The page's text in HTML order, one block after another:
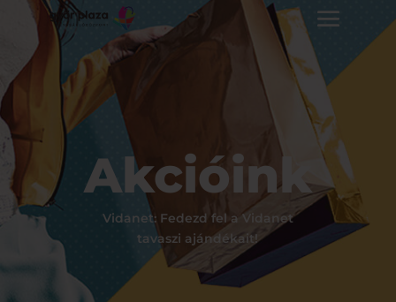
Akcióink
Vidanet: Fedezd fel a Vidanet
tavaszi ajándékait!